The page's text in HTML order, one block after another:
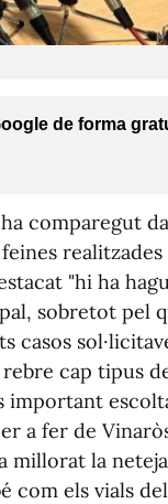
de forma
comparegut
realitzades
"hi ha
sobretot pel
casos
cap tipus
important
a fer de
millorat la
com els vials del